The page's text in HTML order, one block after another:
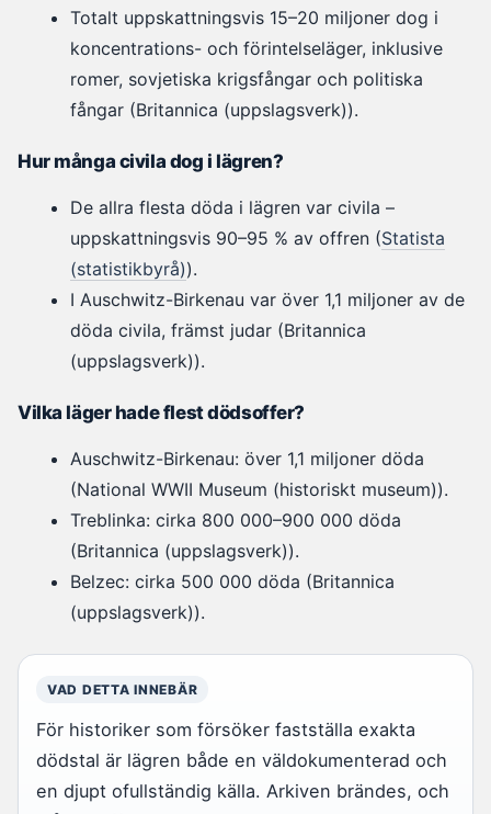
Totalt uppskattningsvis 15–20 miljoner dog i
koncentrations- och förintelseläger, inklusive
romer, sovjetiska krigsfångar och politiska
fångar (Britannica (uppslagsverk)).
Hur många civila dog i lägren?
De allra flesta döda i lägren var civila –
uppskattningsvis 90–95 % av offren (Statista
(statistikbyrå)).
I Auschwitz-Birkenau var över 1,1 miljoner av de
döda civila, främst judar (Britannica
(uppslagsverk)).
Vilka läger hade flest dödsoffer?
Auschwitz-Birkenau: över 1,1 miljoner döda
(National WWII Museum (historiskt museum)).
Treblinka: cirka 800 000–900 000 döda
(Britannica (uppslagsverk)).
Belzec: cirka 500 000 döda (Britannica
(uppslagsverk)).
VAD DETTA INNEBÄR
För historiker som försöker fastställa exakta
dödstal är lägren både en väldokumenterad och
en djupt ofullständig källa. Arkiven brändes, och